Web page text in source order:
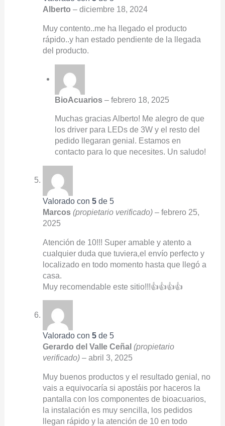
Alberto – diciembre 18, 2024
Muy contento..me ha llegado el producto
rápido..y han estado pendiente de la llegada
del producto.
BioAcuarios – febrero 18, 2025
Muchas gracias Alberto! Me alegro de que
los driver para LEDs de 3W y el resto del
pedido llegaran genial. Estamos en
contacto para lo que necesites. Un saludo!
Valorado con 5de 5
Marcos (propietario verificado) – febrero 25,
2025
Atención de 10!!! Super amable y atento a
cualquier duda que tuviera,el envío perfecto y
localizado en todo momento hasta que llegó a
casa.
Muy recomendable este sitio!!!👍👍👍👍
Valorado con 5de 5
Gerardo del Valle Ceñal (propietario
verificado) – abril 3, 2025
Muy buenos productos y el resultado genial, no
vais a equivocaría si apostáis por haceros la
pantalla con los componentes de bioacuarios,
la instalación es muy sencilla, los pedidos
llegan rápido y la atención de 10 en todo